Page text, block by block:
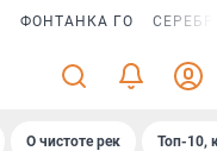
ФОНТАНКА ГО
О чистоте рек Топ-10,